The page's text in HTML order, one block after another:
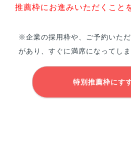
推薦枠にお進みいただくこと
※企業の採用枠や、ご予約いた
があり、すぐに満席になってし
特別推薦枠にす